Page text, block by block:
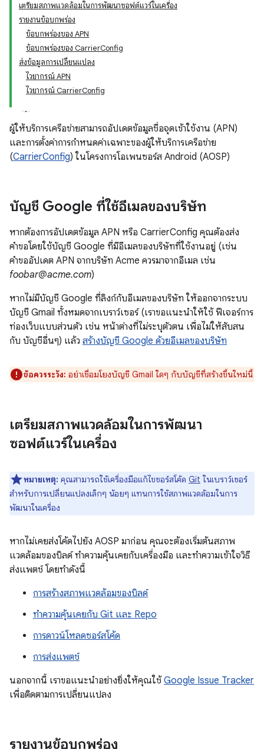
เตรียมสภาพแวดล้อมในการพัฒนาซอฟต์แวร์ในเครื่อง
รายงานข้อบกพร่อง
ข้อบกพร่องของ APN
ข้อบกพร่องของ CarrierConfig
ส่งข้อมูลการเปลี่ยนแปลง
ไวยากรณ์ APN
ไวยากรณ์ CarrierConfig
ผู้ให้บริการเครือข่ายสามารถอัปเดตข้อมูลชื่อจุดเข้าใช้งาน (APN)
และการตั้งค่าการกำหนดค่าเฉพาะของผู้ให้บริการเครือข่าย
(CarrierConfig) ในโครงการโอเพนซอร์ส Android (AOSP)
บัญชี Google ที่ใช้อีเมลของบริษัท
หากต้องการอัปเดตข้อมูล APN หรือ CarrierConfig คุณต้องส่ง
คำขอโดยใช้บัญชี Google ที่มีอีเมลของบริษัทที่ใช้งานอยู่ (เช่น
คำขออัปเดต APN จากบริษัท Acme ควรมาจากอีเมล เช่น
foobar@acme.com)
หากไม่มีบัญชี Google ที่ลิงก์กับอีเมลของบริษัท ให้ออกจากระบบ
บัญชี Gmail ทั้งหมดจากเบราว์เซอร์ (เราขอแนะนำให้ใช้ ฟีเจอร์การ
ท่องเว็บแบบส่วนตัว เช่น หน้าต่างที่ไม่ระบุตัวตน เพื่อไม่ให้สับสน
กับ บัญชีอื่นๆ) แล้ว สร้างบัญชี Google ด้วยอีเมลของบริษัท
ข้อควรระวัง: อย่าเชื่อมโยงบัญชี Gmail ใดๆ กับบัญชีที่สร้างขึ้นใหม่นี้
เตรียมสภาพแวดล้อมในการพัฒนา
ซอฟต์แวร์ในเครื่อง
หมายเหตุ: คุณสามารถใช้เครื่องมือแก้ไขซอร์สโค้ด Git ในเบราว์เซอร์
สำหรับการเปลี่ยนแปลงเล็กๆ น้อยๆ แทนการใช้สภาพแวดล้อมในการ
พัฒนาในเครื่อง
หากไม่เคยส่งโค้ดไปยัง AOSP มาก่อน คุณจะต้องเริ่มต้นสภาพ
แวดล้อมของบิลด์ ทำความคุ้นเคยกับเครื่องมือ และทำความเข้าใจวิธี
ส่งแพตช์ โดยทำดังนี้
การสร้างสภาพแวดล้อมของบิลด์
ทำความคุ้นเคยกับ Git และ Repo
การดาวน์โหลดซอร์สโค้ด
การส่งแพตช์
นอกจากนี้ เราขอแนะนำอย่างยิ่งให้คุณใช้ Google Issue Tracker
เพื่อติดตามการเปลี่ยนแปลง
รายงานข้อบกพร่อง